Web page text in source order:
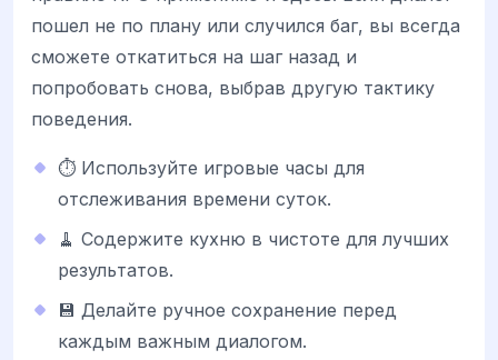
пошел не по плану или случился баг, вы всегда
сможете откатиться на шаг назад и
попробовать снова, выбрав другую тактику
поведения.
⏱️ Используйте игровые часы для
отслеживания времени суток.
🧹 Содержите кухню в чистоте для лучших
результатов.
💾 Делайте ручное сохранение перед
каждым важным диалогом.